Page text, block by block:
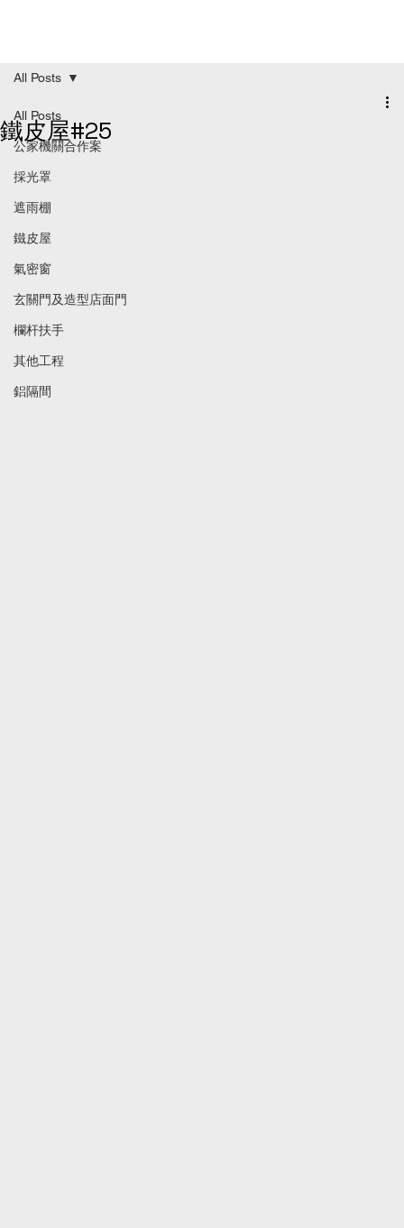
All Posts
公家機關合作案
採光罩
遮雨棚
鐵皮屋
氣密窗
玄關門及造型店面門
欄杆扶手
其他工程
鋁隔間
All Posts
鐵皮屋#25